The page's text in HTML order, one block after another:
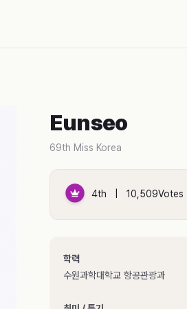
Eunseo
69th Miss Korea
4th | 10,509Votes
학력
수원과학대학교 항공관광과